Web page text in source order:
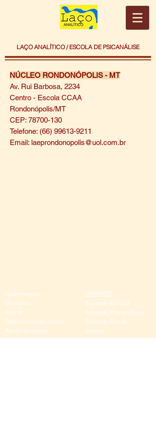
LAÇO ANALÍTICO / ESCOLA DE PSICANÁLISE
NÚCLEO RONDONÓPOLIS - MT
Av. Rui Barbosa, 2234
Centro - Escola CCAA
Rondonópolis/MT
CEP: 78700-130
Telefone: (66) 99613-9211
Email: laeprondonopolis@uol.com.br
Quem somos
Membros
Escola
Dispositivos de escola
Ata de fundação
CONTATO
Subsede Cuiabá
Subsede Florianópolis
Subsede Rio de
Janeiro